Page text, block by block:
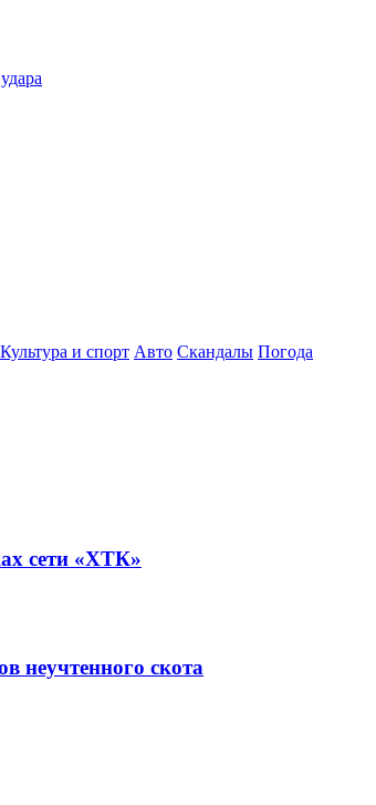
Культура и спорт Авто Скандалы Погода
сети «ХТК»
неучтенного скота